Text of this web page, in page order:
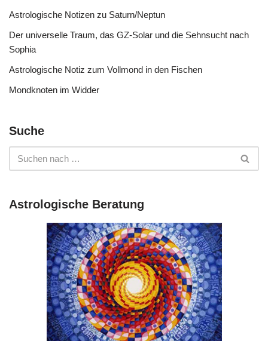
Astrologische Notizen zu Saturn/Neptun
Der universelle Traum, das GZ-Solar und die Sehnsucht nach
Sophia
Astrologische Notiz zum Vollmond in den Fischen
Mondknoten im Widder
Suche
Astrologische Beratung